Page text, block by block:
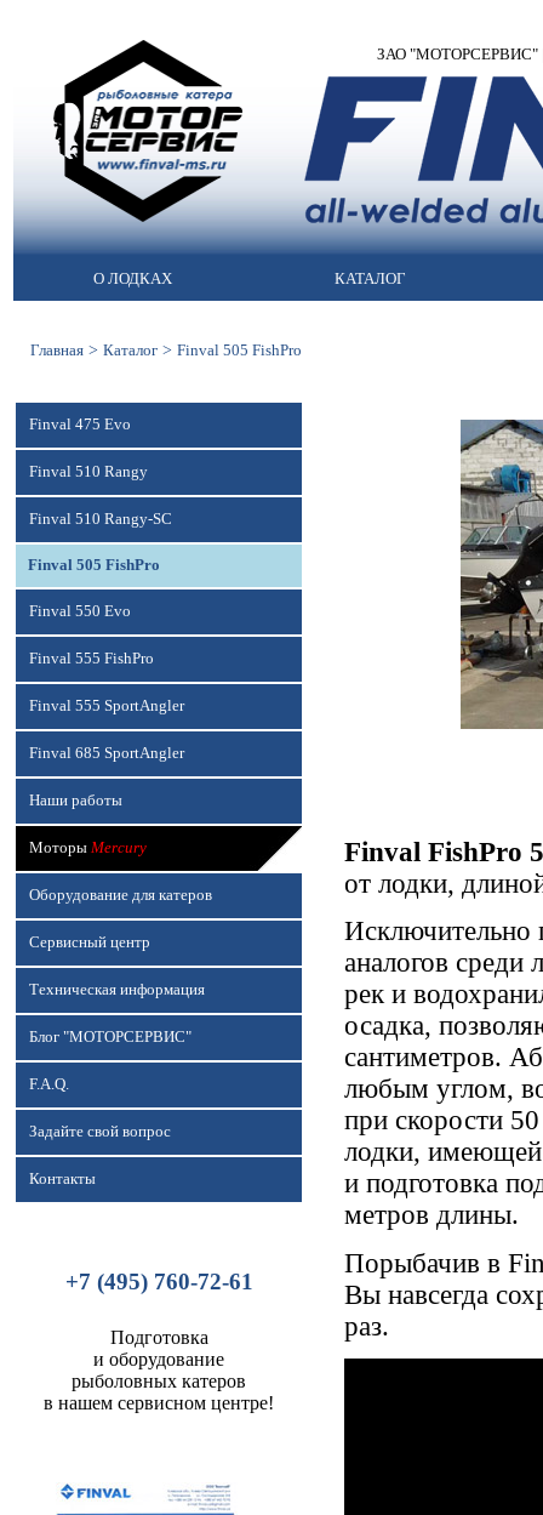
ЗАО "МОТОРСЕРВИС" |
О ЛОДКАХ КАТАЛОГ
Главная > Каталог > Finval 505 FishPro
Finval 475 Evo
Finval 510 Rangy
Finval 510 Rangy-SC
Finval 505 FishPro
Finval 550 Evo
Finval 555 FishPro
Finval 555 SportAngler
Finval 685 SportAngler
Наши работы
Моторы Mercury
Оборудование для катеров
Сервисный центр
Техническая информация
Блог "МОТОРСЕРВИС"
F.A.Q.
Задайте свой вопрос
Контакты
+7 (495) 760-72-61
Подготовка
и оборудование
рыболовных катеров
в нашем сервисном центре!
Finval FishPro
от лодки,
аналогов среди
рек и
осадка,
сантиметров.
любым углом,
при скорости
лодки, имеющей
и подготовка
метров длины.
Порыбачив в
Вы навсегда
раз.